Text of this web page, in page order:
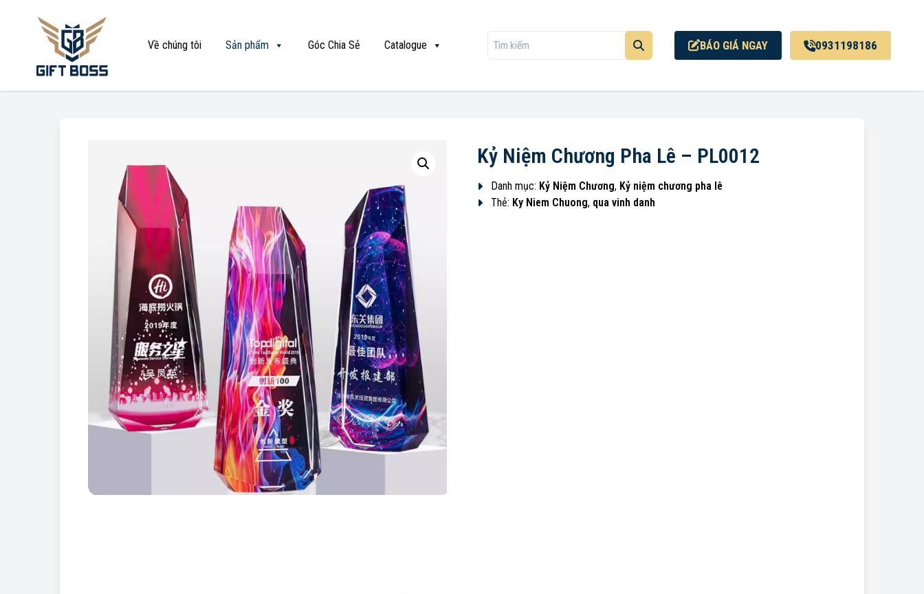
Về chúng tôi Sản phẩm Góc Chia Sẻ Catalogue BÁO GIÁ NGAY 0931198186
Kỷ Niệm Chương Pha Lê – PL0012
Danh mục: Kỷ Niệm Chương, Kỷ niệm chương pha lê
Thẻ: Ky Niem Chuong, qua vinh danh